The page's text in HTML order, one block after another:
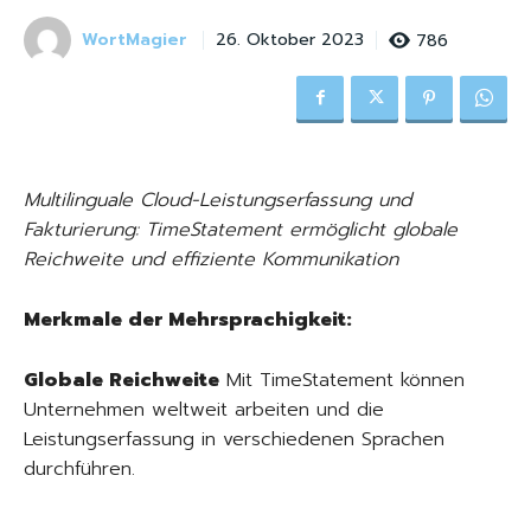
WortMagier 26. Oktober 2023 786
Multilinguale Cloud-Leistungserfassung und
Fakturierung: TimeStatement ermöglicht globale
Reichweite und effiziente Kommunikation
Merkmale der Mehrsprachigkeit:
Globale Reichweite Mit TimeStatement können
Unternehmen weltweit arbeiten und die
Leistungserfassung in verschiedenen Sprachen
durchführen.